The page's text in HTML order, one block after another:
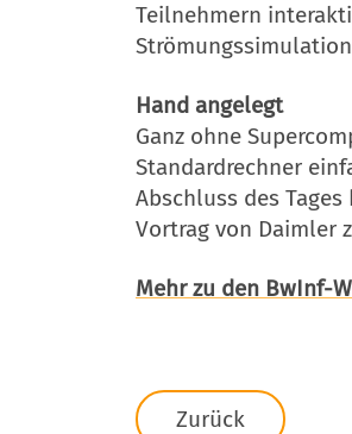
Teilnehmern
Hand angelegt
Ganz ohne
Standardrechner
Abschluss des
Vortrag von Daimler
Mehr zu den BwInf-
Zurück